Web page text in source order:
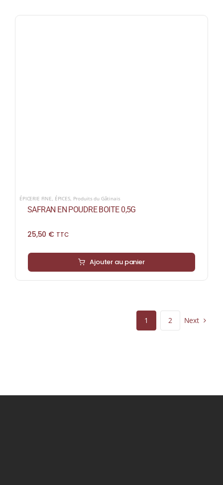
ÉPICERIE FINE, ÉPICES, Produits du Gâtinais
SAFRAN EN POUDRE BOITE 0,5G
25,50 € TTC
Ajouter au panier
1 2 Next